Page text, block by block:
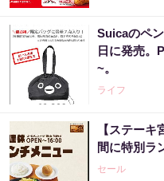
Suicaのペ
日に発売。
~。
ライフ
【ステー
間に特別ラ
セール